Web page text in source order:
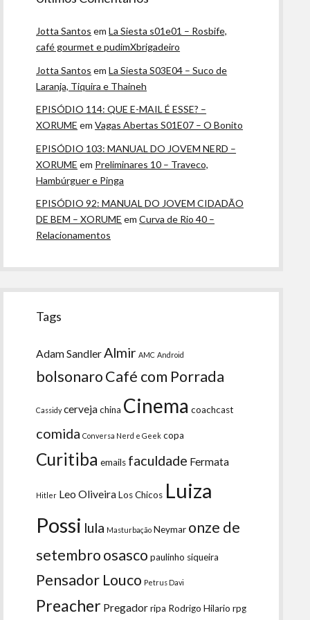
Jotta Santos emLa Siesta s01e01 – Rosbife,
café gourmet e pudimXbrigadeiro
Jotta Santos emLa Siesta S03E04 – Suco de
Laranja, Tiquira e Thaineh
EPISÓDIO 114: QUE E-MAIL É ESSE? –
XORUME emVagas Abertas S01E07 – O Bonito
EPISÓDIO 103: MANUAL DO JOVEM NERD –
XORUME em Preliminares 10 – Traveco,
Hambúrguer e Pinga
EPISÓDIO 92: MANUAL DO JOVEM CIDADÃO
DE BEM – XORUME emCurva de Rio 40 –
Relacionamentos
Tags
Adam Sandler Almir AMC Android
bolsonaroCafé com Porrada
Cassidy cervejachina Cinema coachcast
comida Conversa Nerd e Geek copa
Curitiba emails faculdade Fermata
Hitler Leo OliveiraLos Chicos Luiza
Possi lula Masturbação Neymar onze de
setembroosasco paulinho siqueira
Pensador Louco Petrus Davi
Preacher Pregadorripa Rodrigo Hilario rpg